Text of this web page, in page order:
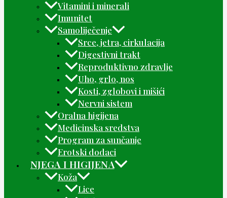
Vitamini i minerali
Imunitet
Samoliječenje
Srce, jetra, cirkulacija
Digestivni trakt
Reproduktivno zdravlje
Uho, grlo, nos
Kosti, zglobovi i mišići
Nervni sistem
Oralna higijena
Medicinska sredstva
Program za sunčanje
Erotski dodaci
NJEGA I HIGIJENA
Koža
Lice